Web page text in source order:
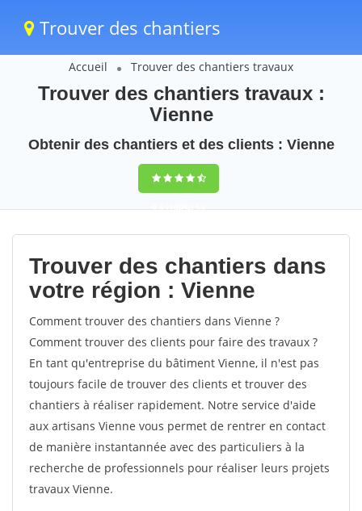
Trouver des chantiers
Accueil Trouver des chantiers travaux
Trouver des chantiers travaux :
Vienne
Obtenir des chantiers et des clients : Vienne
9,5(100%)53
votes
Trouver des chantiers dans
votre région : Vienne
Comment trouver des chantiers dans Vienne ?
Comment trouver des clients pour faire des travaux ?
En tant qu'entreprise du bâtiment Vienne, il n'est pas
toujours facile de trouver des clients et trouver des
chantiers à réaliser rapidement. Notre service d'aide
aux artisans Vienne vous permet de rentrer en contact
de manière instantannée avec des particuliers à la
recherche de professionnels pour réaliser leurs projets
travaux Vienne.